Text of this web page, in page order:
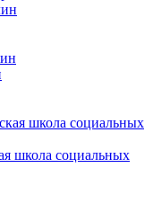
школа социальных